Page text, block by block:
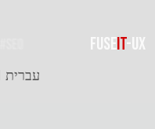
FUSEIT-UX
עברית